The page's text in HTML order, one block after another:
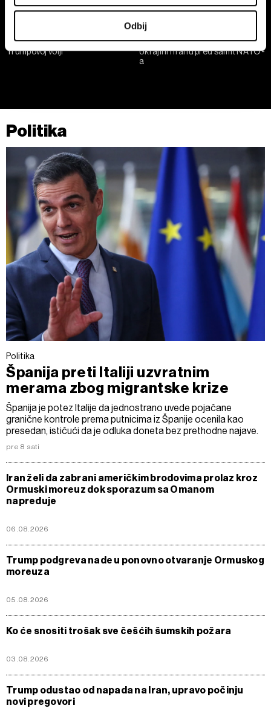
U svakom trenutku možete da promenite ili povučete
saglasnost u Deklaraciji o kolačićima.
Zajednički rukovaoci su HD-WIN ARENA SPORT d.o.o. i
Kolačiće u bilo kojem trenutku možete ponovno ažurirati
klikom na „Prikaži detalje“. Pristanak možete u bilo kojem
trenutku opozvati bez negativnih posledica.
Odbij
NATO prepušten Evropljanima i
Trumpovoj volji
Putin i Trump razgovarali o
Ukrajini i Iranu pred samit NATO-
a
Politika
Politika
Španija preti Italiji uzvratnim
merama zbog migrantske krize
Španija je potez Italije da jednostrano uvede pojačane
granične kontrole prema putnicima iz Španije ocenila kao
presedan, ističući da je odluka doneta bez prethodne najave.
pre 8 sati
Iran želi da zabrani američkim brodovima prolaz kroz
Ormuski moreuz dok sporazum sa Omanom
napreduje
06.08.2026
Trump podgreva nade u ponovno otvaranje Ormuskog
moreuza
05.08.2026
Ko će snositi trošak sve češćih šumskih požara
03.08.2026
Trump odustao od napada na Iran, upravo počinju
novi pregovori